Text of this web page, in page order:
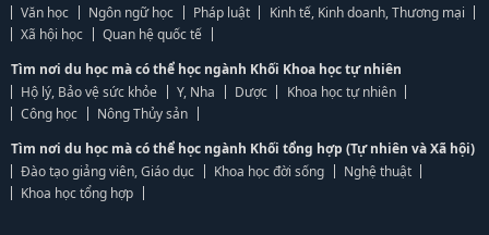
Văn học
Ngôn ngữ học Pháp luật
Kinh tế, Kinh doanh, Thương mại
Xã hội học
Quan hệ quốc tế
Tìm nơi du học mà có thể học ngành Khối Khoa học tự nhiên
Hộ lý, Bảo vệ sức khỏe
Y, Nha Dược
Khoa học tự nhiên
Công học
Nông Thủy sản
Tìm nơi du học mà có thể học ngành Khối tổng hợp (Tự nhiên và Xã hội)
Đào tạo giảng viên, Giáo dục
Khoa học đời sống
Nghệ thuật
Khoa học tổng hợp